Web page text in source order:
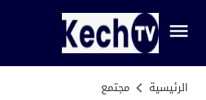
الرئيسية مجتمع